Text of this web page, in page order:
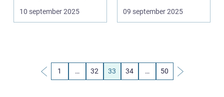
10 september 2025 09 september 2025
1 … 32 33 34 … 50